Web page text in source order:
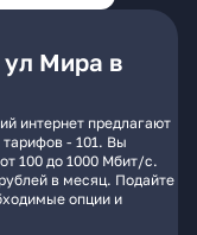
ул Мира в
интернет предлагают
- 101. Вы
100 до 1000 Мбит/с.
в месяц. Подайте
опции и